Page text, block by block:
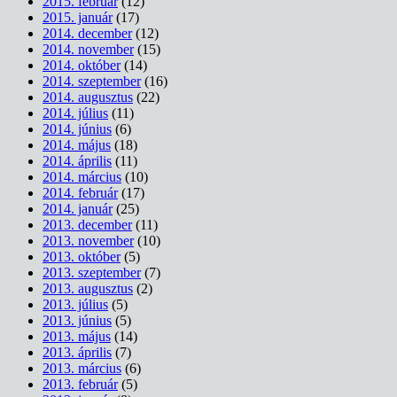
2015. január(17)
2014. december(12)
2014. november(15)
2014. október(14)
2014. szeptember(16)
2014. augusztus (22)
2014. július (11)
2014. június (6)
2014. május (18)
2014. április (11)
2014. március (10)
2014. február(17)
2014. január(25)
2013. december(11)
2013. november(10)
2013. október(5)
2013. szeptember(7)
2013. augusztus (2)
2013. július (5)
2013. június (5)
2013. május (14)
2013. április (7)
2013. március (6)
2013. február(5)